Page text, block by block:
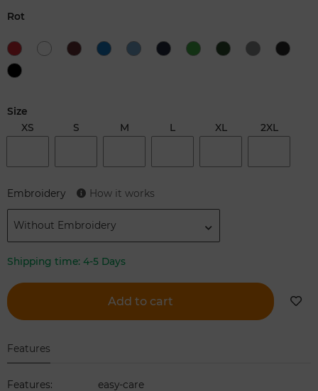
Rot
Size
XS
S M L XL 2XL
Embroidery How it works
Without Embroidery
Shipping time: 4-5 Days
Add to cart
Features
Features:
easy-care